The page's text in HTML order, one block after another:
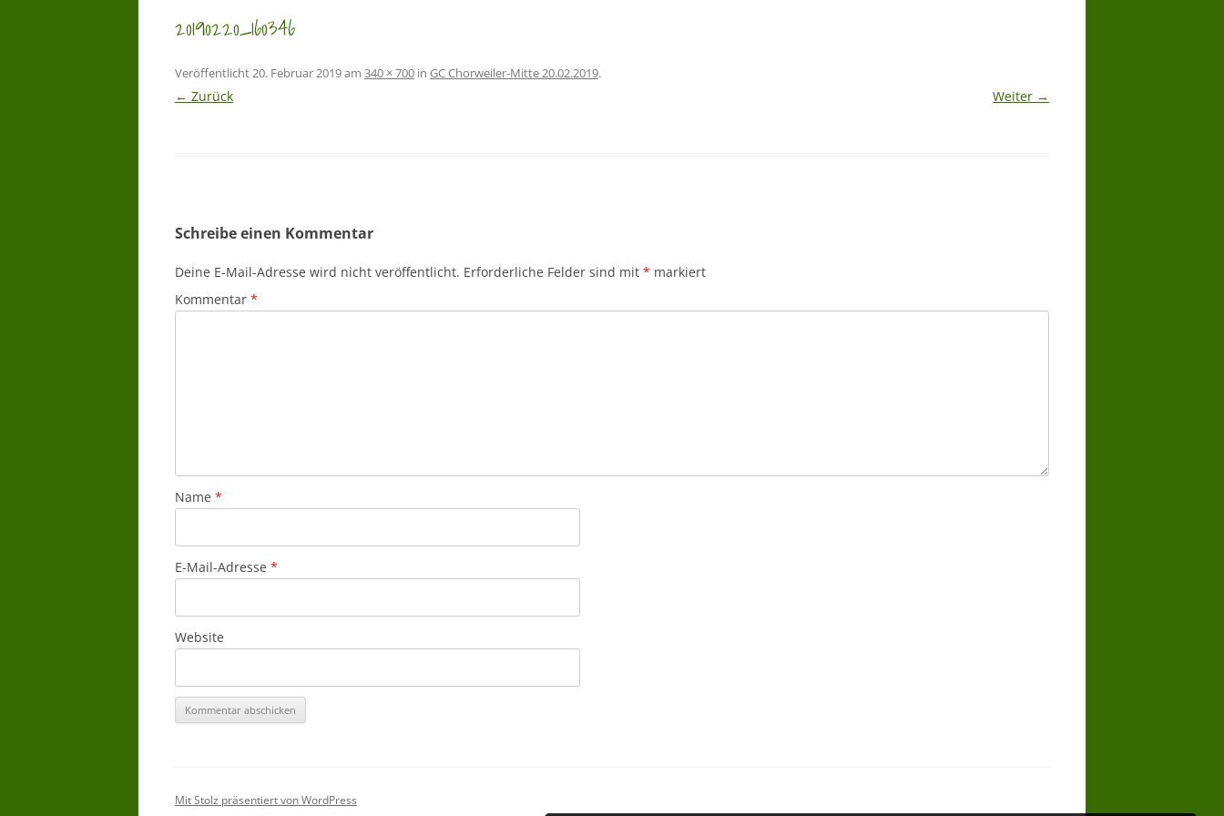
20190220_160346
Veröffentlicht20. Februar 2019am 340 × 700 in GC Chorweiler-Mitte 20.02.2019.
← Zurück Weiter →
Schreibe einen Kommentar
Deine E-Mail-Adresse wird nicht veröffentlicht. Erforderliche Felder sind mit * markiert
Kommentar *
Name *
E-Mail-Adresse *
Website
Mit Stolz präsentiert von WordPress